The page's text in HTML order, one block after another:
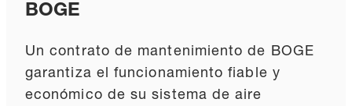
BOGE
Un contrato de mantenimiento de BOGE
garantiza el funcionamiento fiable y
económico de su sistema de aire